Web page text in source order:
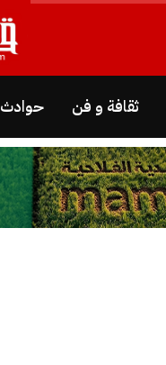
ثقافة و فن حوادث